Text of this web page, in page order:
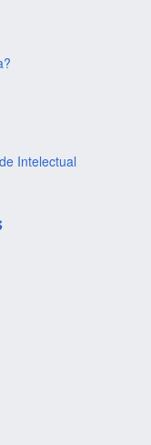
Intelectual